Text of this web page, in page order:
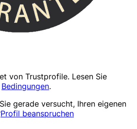
von Trustprofile. Lesen Sie
Bedingungen.
gerade versucht, Ihren eigenen
Profil beanspruchen